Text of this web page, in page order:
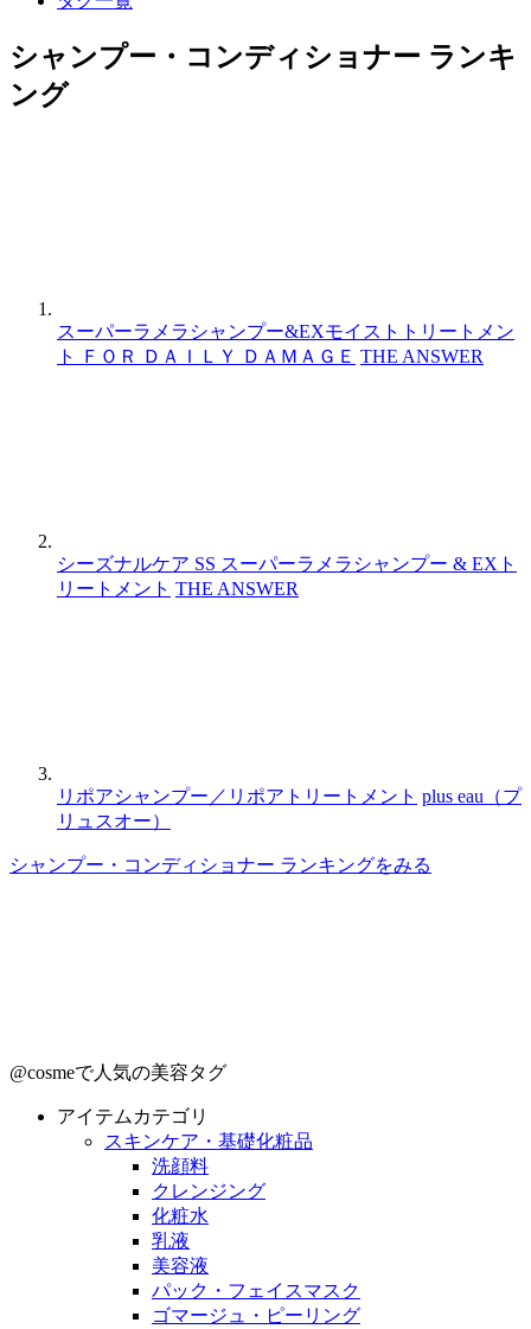
シャンプー・コンディショナー ランキ
ング
スーパーラメラシャンプー&EXモイストトリートメン
ト ＦＯＲ ＤＡＩＬＹ ＤＡＭＡＧＥ THE ANSWER
シーズナルケア SS スーパーラメラシャンプー & EXト
リートメント THE ANSWER
リポアシャンプー／リポアトリートメント plus eau（プ
リュスオー）
シャンプー・コンディショナー ランキングをみる
@cosmeで人気の美容タグ
アイテムカテゴリ
スキンケア・基礎化粧品
洗顔料
クレンジング
化粧水
乳液
美容液
パック・フェイスマスク
ゴマージュ・ピーリング